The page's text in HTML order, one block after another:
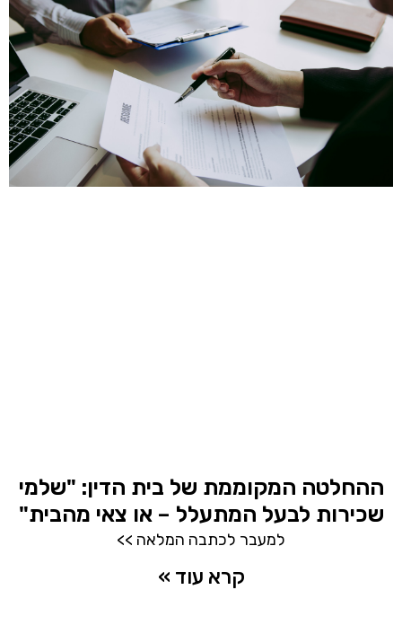
ההחלטה המקוממת של בית הדין: "שלמי
שכירות לבעל המתעלל – או צאי מהבית"
למעבר לכתבה המלאה >>
קרא עוד »